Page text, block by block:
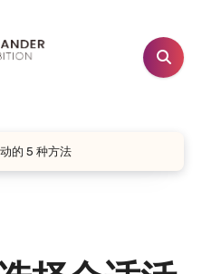
的 5 种方法